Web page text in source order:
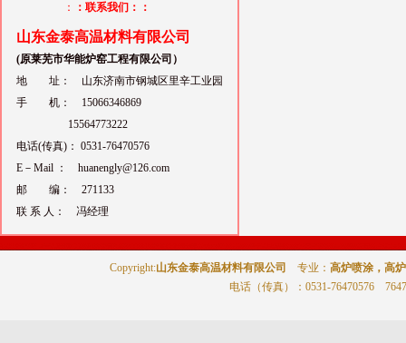
： ：联系我们：：
山东金泰高温材料有限公司
(原莱芜市华能炉窑工程有限公司）
地 址： 山东济南市钢城区里辛工业园
手 机： 15066346869
15564773222
电话(传真)： 0531-76470576
E－Mail ： huanengly@126.com
邮 编： 271133
联 系 人： 冯经理
Copyright:山东金泰高温材料有限公司 专业： 高炉喷涂，高
电话（传真）
：0531-76470576